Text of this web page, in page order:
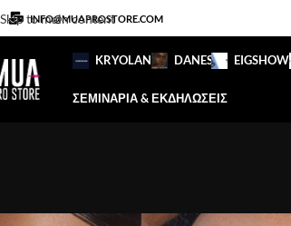
Skip to main content
INFO@MUAPROSTORE.COM
KRYOLAN DANESSA EIGSHOW
ΣΕΜΙΝΑΡΙΑ & ΕΚΔΗΛΩΣΕΙΣ